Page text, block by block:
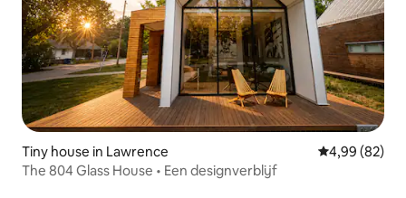
Tiny house in Lawrence Gemiddelde
4,99 (82)
The 804 Glass House • Een designverblijf